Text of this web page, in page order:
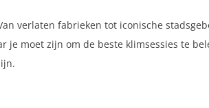
verlaten fabrieken tot iconische
moet zijn om de beste klimsessies te